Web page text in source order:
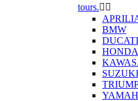
tours. 
BMW
DUCATI
HONDA
SUZUKI